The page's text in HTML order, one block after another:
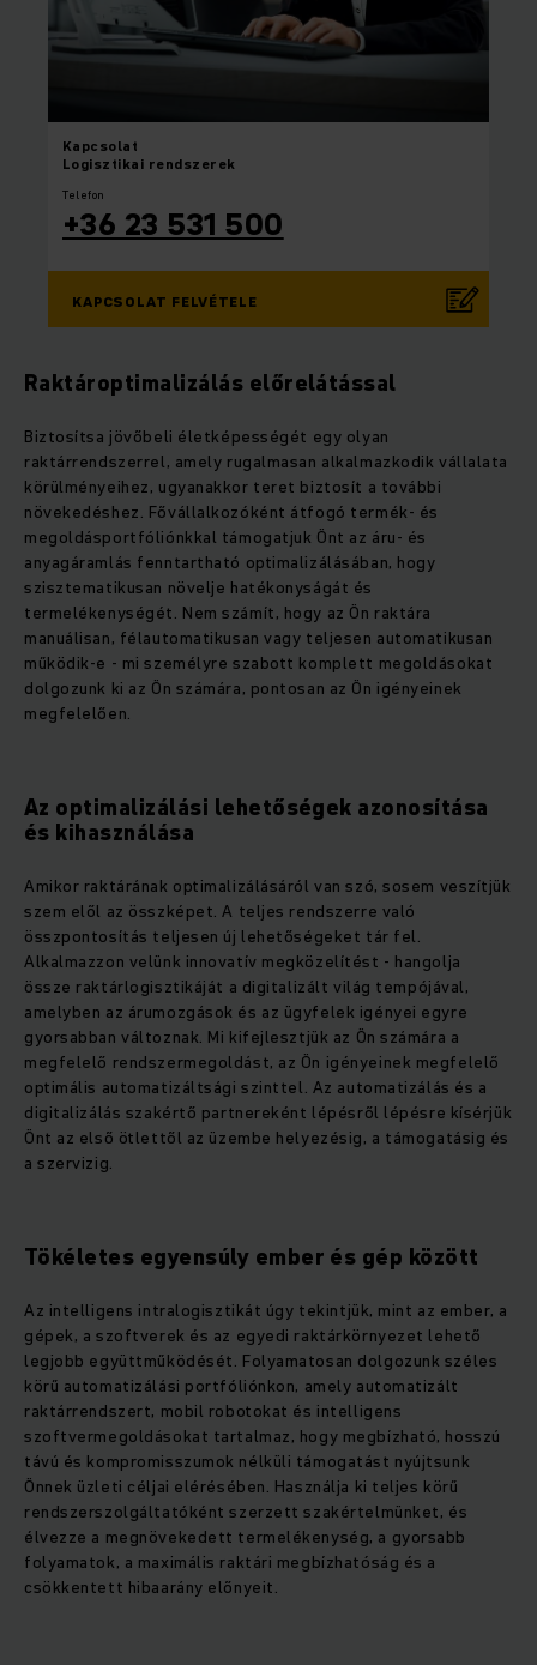
Kapcsolat
Logisztikai rendszerek
Telefon
+36 23 531 500
KAPCSOLAT FELVÉTELE
Raktároptimalizálás előrelátással
Biztosítsa jövőbeli életképességét egy olyan
raktárrendszerrel, amely rugalmasan alkalmazkodik vállalata
körülményeihez, ugyanakkor teret biztosít a további
növekedéshez. Fővállalkozóként átfogó termék- és
megoldásportfóliónkkal támogatjuk Önt az áru- és
anyagáramlás fenntartható optimalizálásában, hogy
szisztematikusan növelje hatékonyságát és
termelékenységét. Nem számít, hogy az Ön raktára
manuálisan, félautomatikusan vagy teljesen automatikusan
működik-e - mi személyre szabott komplett megoldásokat
dolgozunk ki az Ön számára, pontosan az Ön igényeinek
megfelelően.
Az optimalizálási lehetőségek azonosítása
és kihasználása
Amikor raktárának optimalizálásáról van szó, sosem veszítjük
szem elől az összképet. A teljes rendszerre való
összpontosítás teljesen új lehetőségeket tár fel.
Alkalmazzon velünk innovatív megközelítést - hangolja
össze raktárlogisztikáját a digitalizált világ tempójával,
amelyben az árumozgások és az ügyfelek igényei egyre
gyorsabban változnak. Mi kifejlesztjük az Ön számára a
megfelelő rendszermegoldást, az Ön igényeinek megfelelő
optimális automatizáltsági szinttel. Az automatizálás és a
digitalizálás szakértő partnereként lépésről lépésre kísérjük
Önt az első ötlettől az üzembe helyezésig, a támogatásig és
a szervizig.
Tökéletes egyensúly ember és gép között
Az intelligens intralogisztikát úgy tekintjük, mint az ember, a
gépek, a szoftverek és az egyedi raktárkörnyezet lehető
legjobb együttműködését. Folyamatosan dolgozunk széles
körű automatizálási portfóliónkon, amely automatizált
raktárrendszert, mobil robotokat és intelligens
szoftvermegoldásokat tartalmaz, hogy megbízható, hosszú
távú és kompromisszumok nélküli támogatást nyújtsunk
Önnek üzleti céljai elérésében. Használja ki teljes körű
rendszerszolgáltatóként szerzett szakértelmünket, és
élvezze a megnövekedett termelékenység, a gyorsabb
folyamatok, a maximális raktári megbízhatóság és a
csökkentett hibaarány előnyeit.